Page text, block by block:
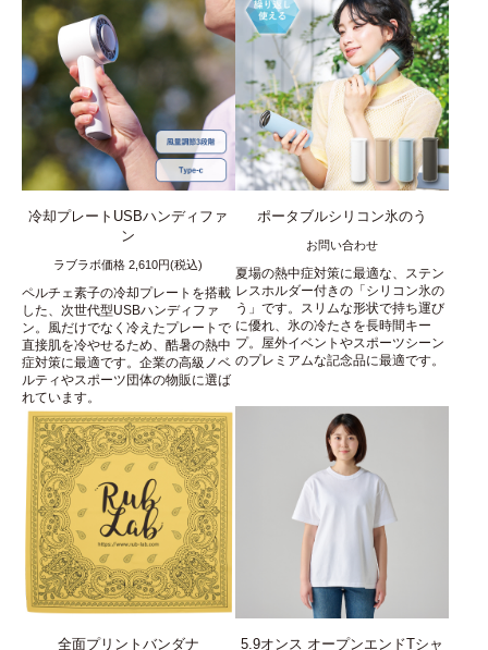
冷却プレートUSBハンディファ
ン
ラブラボ価格 2,610円(税込)
ペルチェ素子の冷却プレートを搭載
した、次世代型USBハンディファ
ン。風だけでなく冷えたプレートで
直接肌を冷やせるため、酷暑の熱中
症対策に最適です。企業の高級ノベ
ルティやスポーツ団体の物販に選ば
れています。
ポータブルシリコン氷のう
お問い合わせ
夏場の熱中症対策に最適な、ステン
レスホルダー付きの「シリコン氷の
う」です。スリムな形状で持ち運び
に優れ、氷の冷たさを長時間キー
プ。屋外イベントやスポーツシーン
のプレミアムな記念品に最適です。
全面プリントバンダナ 5.9オンス オープンエンドTシャ